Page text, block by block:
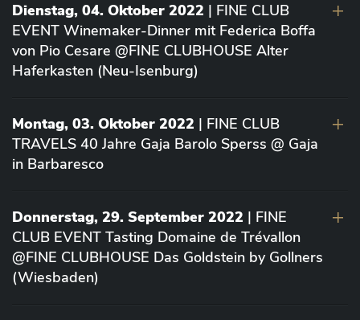
Dienstag, 04. Oktober 2022 | FINE CLUB
EVENT Winemaker-Dinner mit Federica Boffa
von Pio Cesare @FINE CLUBHOUSE Alter
Haferkasten (Neu-Isenburg)
Montag, 03. Oktober 2022 | FINE CLUB
TRAVELS 40 Jahre Gaja Barolo Sperss @ Gaja
in Barbaresco
Donnerstag, 29. September 2022 | FINE
CLUB EVENT Tasting Domaine de Trévallon
@FINE CLUBHOUSE Das Goldstein by Gollners
(Wiesbaden)